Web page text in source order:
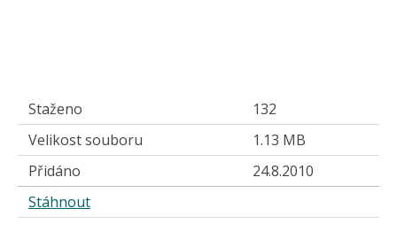
Staženo
132
Velikost souboru
1.13 MB
Přidáno
24.8.2010
Stáhnout